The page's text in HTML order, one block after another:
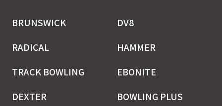
BRUNSWICK
DV8
RADICAL
HAMMER
TRACK BOWLING
EBONITE
DEXTER
BOWLING PLUS